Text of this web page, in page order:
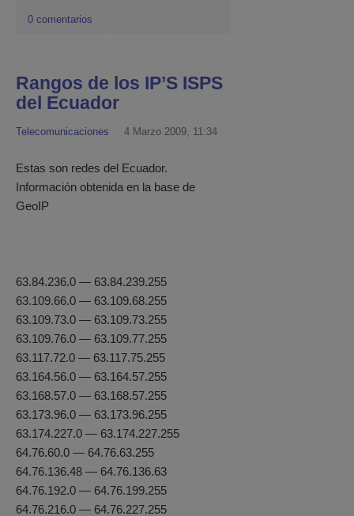
0 comentarios
Rangos de los IP’S ISPS
del Ecuador
Telecomunicaciones 4 Marzo 2009, 11:34
Estas son redes del Ecuador.
Información obtenida en la base de
GeoIP
63.84.236.0 — 63.84.239.255
63.109.66.0 — 63.109.68.255
63.109.73.0 — 63.109.73.255
63.109.76.0 — 63.109.77.255
63.117.72.0 — 63.117.75.255
63.164.56.0 — 63.164.57.255
63.168.57.0 — 63.168.57.255
63.173.96.0 — 63.173.96.255
63.174.227.0 — 63.174.227.255
64.76.60.0 — 64.76.63.255
64.76.136.48 — 64.76.136.63
64.76.192.0 — 64.76.199.255
64.76.216.0 — 64.76.227.255